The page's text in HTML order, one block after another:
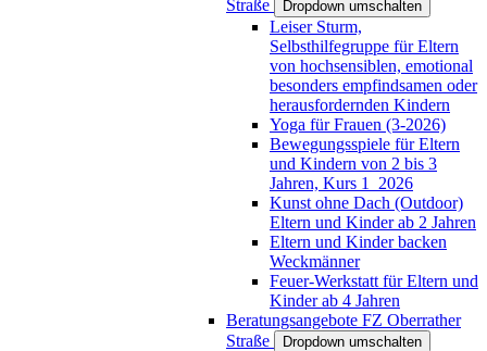
Straße
Dropdown umschalten
Leiser Sturm,
Selbsthilfegruppe für Eltern
von hochsensiblen, emotional
besonders empfindsamen oder
herausfordernden Kindern
Yoga für Frauen (3-2026)
Bewegungsspiele für Eltern
und Kindern von 2 bis 3
Jahren, Kurs 1_2026
Kunst ohne Dach (Outdoor)
Eltern und Kinder ab 2 Jahren
Eltern und Kinder backen
Weckmänner
Feuer-Werkstatt für Eltern und
Kinder ab 4 Jahren
Beratungsangebote FZ Oberrather
Straße
Dropdown umschalten